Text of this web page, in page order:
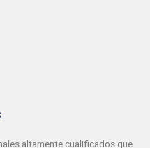
altamente cualificados que